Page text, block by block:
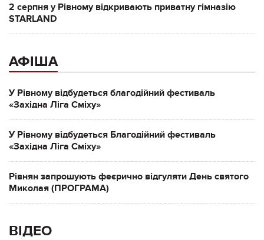
2 серпня у Рівному відкривають приватну гімназію
STARLAND
АФІША
У Рівному відбудеться благодійний фестиваль
«Західна Ліга Сміху»
У Рівному відбудеться Благодійний фестиваль
«Західна Ліга Сміху»
Рівнян запрошують феєрично відгуляти День святого
Миколая (ПРОГРАМА)
ВІДЕО